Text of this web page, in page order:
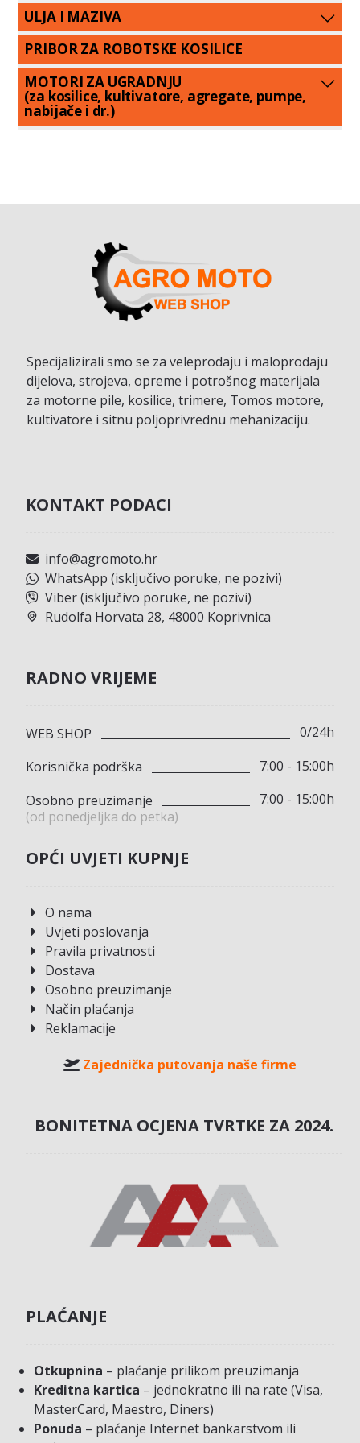
ULJA I MAZIVA
PRIBOR ZA ROBOTSKE KOSILICE
MOTORI ZA UGRADNJU
(za kosilice, kultivatore, agregate, pumpe,
nabijače i dr.)
Specijalizirali smo se za veleprodaju i maloprodaju
dijelova, strojeva, opreme i potrošnog materijala
za motorne pile, kosilice, trimere, Tomos motore,
kultivatore i sitnu poljoprivrednu mehanizaciju.
KONTAKT PODACI
info@agromoto.hr
WhatsApp (isključivo poruke, ne pozivi)
Viber (isključivo poruke, ne pozivi)
Rudolfa Horvata 28, 48000 Koprivnica
RADNO VRIJEME
WEB SHOP
0/24h
Korisnička podrška
7:00 - 15:00h
Osobno preuzimanje
(od ponedjeljka do petka)
7:00 - 15:00h
OPĆI UVJETI KUPNJE
O nama
Uvjeti poslovanja
Pravila privatnosti
Dostava
Osobno preuzimanje
Način plaćanja
Reklamacije
Zajednička putovanja naše firme
BONITETNA OCJENA TVRTKE ZA 2024.
PLAĆANJE
Otkupnina – plaćanje prilikom preuzimanja
Kreditna kartica – jednokratno ili na rate (Visa,
MasterCard, Maestro, Diners)
Ponuda – plaćanje Internet bankarstvom ili